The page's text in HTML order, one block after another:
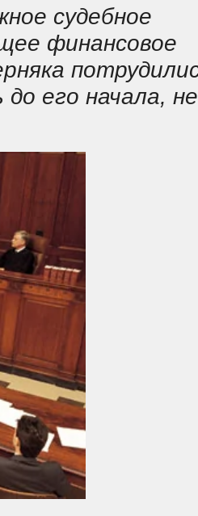
судебное
финансовое
до его начала, не